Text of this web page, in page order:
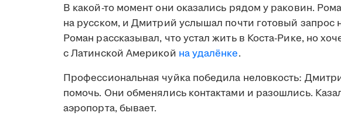
В какой-то момент они оказались рядом у раковин.
на русском, и Дмитрий услышал почти готовый запрос
Роман рассказывал, что устал жить в Коста-Рике, но
с Латинской Америкой на удалёнке.
Профессиональная чуйка победила неловкость:
помочь. Они обменялись контактами и разошлись.
аэропорта, бывает.